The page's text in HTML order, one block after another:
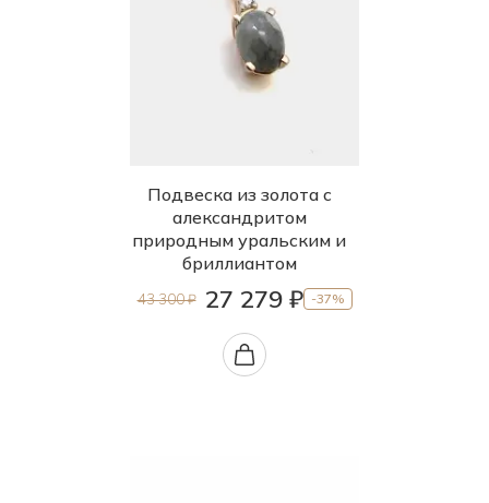
Подвеска из золота с
александритом
природным уральским и
бриллиантом
43 300 ₽ 27 279 ₽ -37%